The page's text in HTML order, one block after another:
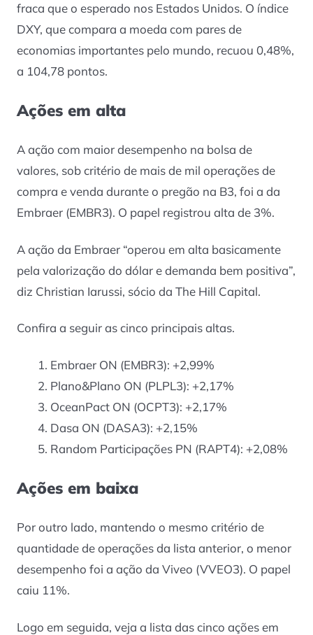
fraca que o esperado nos Estados Unidos. O índice
DXY, que compara a moeda com pares de
economias importantes pelo mundo, recuou 0,48%,
a 104,78 pontos.
Ações em alta
A ação com maior desempenho na bolsa de
valores, sob critério de mais de mil operações de
compra e venda durante o pregão na B3, foi a da
Embraer (EMBR3). O papel registrou alta de 3%.
A ação da Embraer “operou em alta basicamente
pela valorização do dólar e demanda bem positiva”,
diz Christian Iarussi, sócio da The Hill Capital.
Confira a seguir as cinco principais altas.
Embraer ON (EMBR3): +2,99%
Plano&Plano ON (PLPL3): +2,17%
OceanPact ON (OCPT3): +2,17%
Dasa ON (DASA3): +2,15%
Random Participações PN (RAPT4): +2,08%
Ações em baixa
Por outro lado, mantendo o mesmo critério de
quantidade de operações da lista anterior, o menor
desempenho foi a ação da Viveo (VVEO3). O papel
caiu 11%.
Logo em seguida, veja a lista das cinco ações em